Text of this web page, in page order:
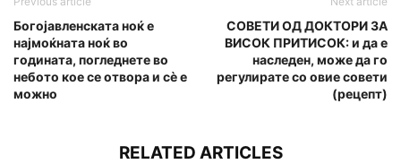
Богојавленската ноќ е
најмоќната ноќ во
годината, погледнете во
небото кое се отвора и сè е
можно
СОВЕТИ ОД ДОКТОРИ ЗА
ВИСОК ПРИТИСОК: и да е
наследен, може да го
регулирате со овие совети
(рецепт)
RELATED ARTICLES